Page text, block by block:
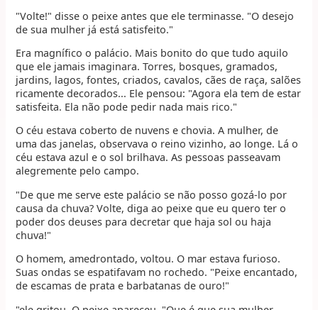
"Volte!" disse o peixe antes que ele terminasse. "O desejo
de sua mulher já está satisfeito."
Era magnífico o palácio. Mais bonito do que tudo aquilo
que ele jamais imaginara. Torres, bosques, gramados,
jardins, lagos, fontes, criados, cavalos, cães de raça, salões
ricamente decorados... Ele pensou: "Agora ela tem de estar
satisfeita. Ela não pode pedir nada mais rico."
O céu estava coberto de nuvens e chovia. A mulher, de
uma das janelas, observava o reino vizinho, ao longe. Lá o
céu estava azul e o sol brilhava. As pessoas passeavam
alegremente pelo campo.
"De que me serve este palácio se não posso gozá-lo por
causa da chuva? Volte, diga ao peixe que eu quero ter o
poder dos deuses para decretar que haja sol ou haja
chuva!"
O homem, amedrontado, voltou. O mar estava furioso.
Suas ondas se espatifavam no rochedo. "Peixe encantado,
de escamas de prata e barbatanas de ouro!"